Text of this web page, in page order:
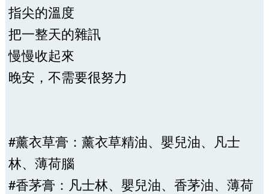
指尖的溫度
把一整天的雜訊
慢慢收起來
晚安，不需要很努力
#薰衣草膏：薰衣草精油、嬰兒油、凡士
林、薄荷腦
#香茅膏：凡士林、嬰兒油、香茅油、薄荷